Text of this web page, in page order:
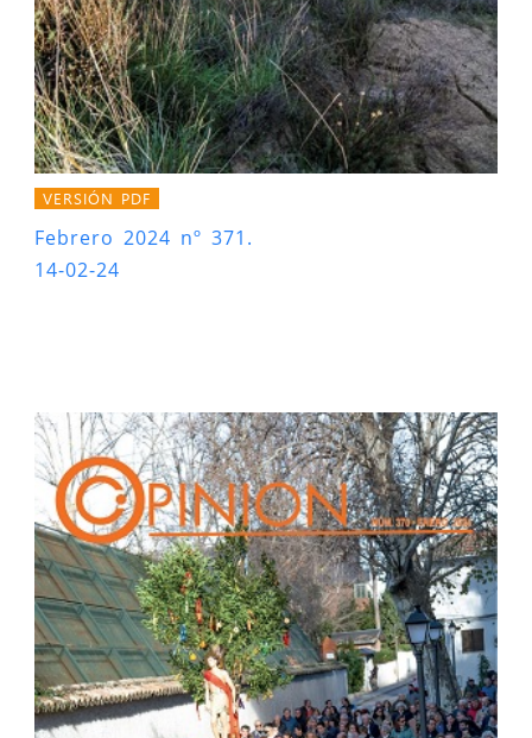
VERSIÓN PDF
Febrero 2024 nº 371.
14-02-24